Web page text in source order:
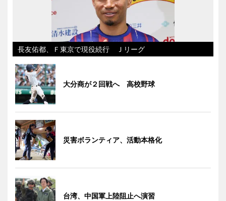
長友佑都、Ｆ東京で現役続行 Ｊリーグ
大分商が２回戦へ 高校野球
災害ボランティア、活動本格化
台湾、中国軍上陸阻止へ演習